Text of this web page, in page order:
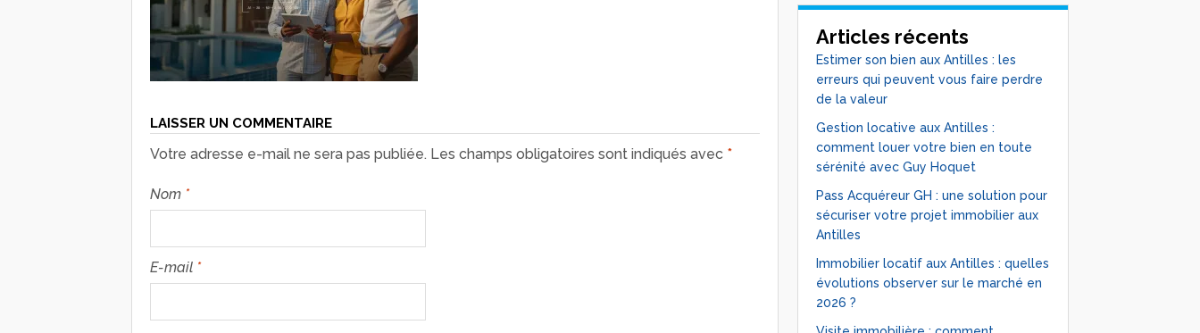
LAISSER UN COMMENTAIRE
Votre adresse e-mail ne sera pas publiée. Les champs obligatoires sont indiqués avec *
Nom *
E-mail *
Articles récents
Estimer son bien aux Antilles : les
erreurs qui peuvent vous faire perdre
de la valeur
Gestion locative aux Antilles :
comment louer votre bien en toute
sérénité avec Guy Hoquet
Pass Acquéreur GH : une solution pour
sécuriser votre projet immobilier aux
Antilles
Immobilier locatif aux Antilles : quelles
évolutions observer sur le marché en
2026 ?